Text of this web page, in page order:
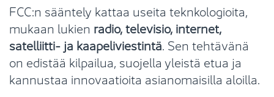
FCC:n sääntely kattaa useita teknkologioita,
mukaan lukien radio, televisio, internet,
satelliitti- ja kaapeliviestintä. Sen tehtävänä
on edistää kilpailua, suojella yleistä etua ja
kannustaa innovaatioita asianomaisilla aloilla.